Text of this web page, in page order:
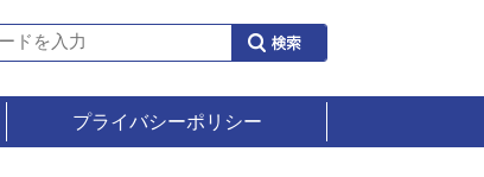
プライバシーポリシー